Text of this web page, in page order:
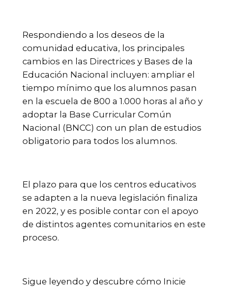
Respondiendo a los deseos de la
comunidad educativa, los principales
cambios en las Directrices y Bases de la
Educación Nacional incluyen: ampliar el
tiempo mínimo que los alumnos pasan
en la escuela de 800 a 1.000 horas al año y
adoptar la Base Curricular Común
Nacional (BNCC) con un plan de estudios
obligatorio para todos los alumnos.
El plazo para que los centros educativos
se adapten a la nueva legislación finaliza
en 2022, y es posible contar con el apoyo
de distintos agentes comunitarios en este
proceso.
Sigue leyendo y descubre cómo Inicie